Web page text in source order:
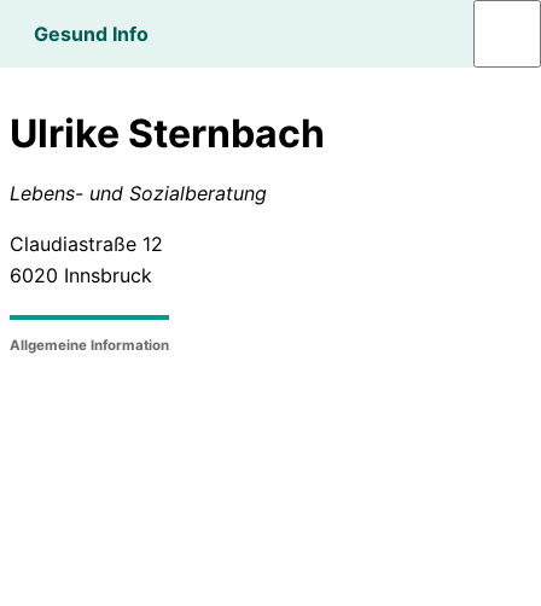
Gesund Info
Ulrike Sternbach
Lebens- und Sozialberatung
Claudiastraße 12
6020 Innsbruck
Allgemeine Information